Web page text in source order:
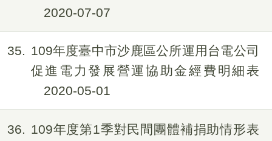
2020-07-07
35
109年度臺中市沙鹿區公所運用台電公司
促進電力發展營運協助金經費明細表
2020-05-01
36
109年度第1季對民間團體補捐助情形表